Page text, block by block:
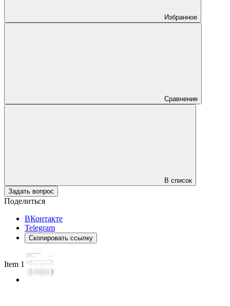
Избранное
Сравнение
В список
Задать вопрос
Поделиться
ВКонтакте
Telegram
Скопировать ссылку
Item 1 of 3